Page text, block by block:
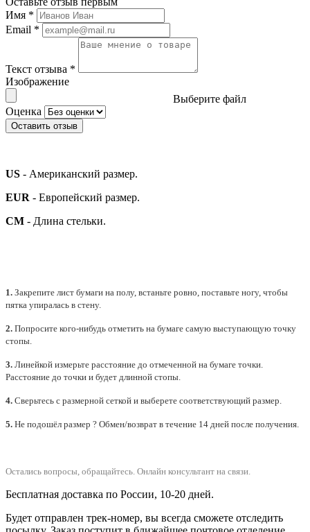
Имя *
Email *
Текст отзыва *
Изображение
Выберите файл
Оценка
Оставить отзыв
US - Американский размер.
EUR - Европейский размер.
СМ - Длина стельки.
1. Закрепите лист бумаги на полу, встаньте ровно, поставьте ногу, чтобы
пятка упиралась в стену.
2. Попросите кого-нибудь отметить на бумаге самую выступающую точку
стопы.
3. Линейкой измерьте расстояние до отмеченной на бумаге точки.
Расстояние до точки и будет длинной стопы.
4. Сверьтесь с размерной сеткой и выберете соответствующий размер.
5. Не подошёл размер ? Обмен/возврат в течение 14 дней после получения.
Остались вопросы, обращайтесь. Онлайн консультант на связи.
Бесплатная доставка по России, 10-20 дней.
Будет отправлен трек-номер, вы всегда сможете отследить